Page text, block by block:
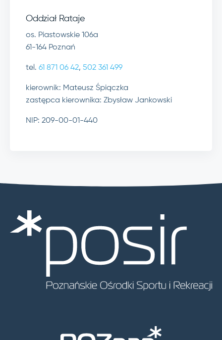
Oddział Rataje
os. Piastowskie 106a
61-164 Poznań
tel. 61 871 06 42, 502 361 499
kierownik: Mateusz Śpiączka
zastępca kierownika: Zbysław Jankowski
NIP: 209-00-01-440